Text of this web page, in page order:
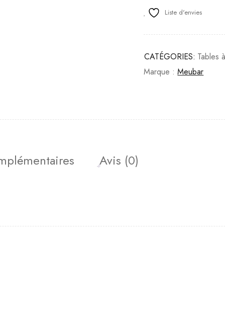
Liste d'envies
CATÉGORIES: Tables
Marque :Meubar
Avis (0)